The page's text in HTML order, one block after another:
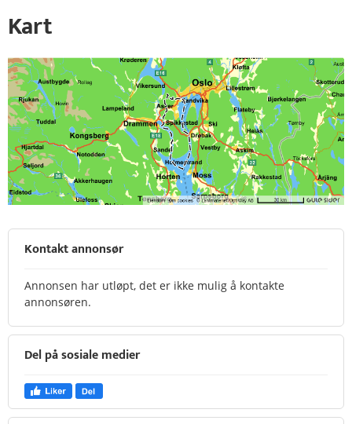
Kart
Kontakt annonsør
Annonsen har utløpt, det er ikke mulig å kontakte
annonsøren.
Del på sosiale medier